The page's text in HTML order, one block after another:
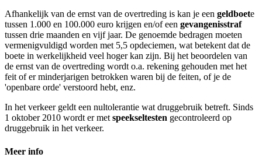
Afhankelijk van de ernst van de overtreding is kan je een geldboete
tussen 1.000 en 100.000 euro krijgen en/of een gevangenisstraf
tussen drie maanden en vijf jaar. De genoemde bedragen moeten
vermenigvuldigd worden met 5,5 opdeciemen, wat betekent dat de
boete in werkelijkheid veel hoger kan zijn. Bij het beoordelen van
de ernst van de overtreding wordt o.a. rekening gehouden met het
feit of er minderjarigen betrokken waren bij de feiten, of je de
'openbare orde' verstoord hebt, enz.
In het verkeer geldt een nultolerantie wat druggebruik betreft. Sinds
1 oktober 2010 wordt er metspeekseltesten gecontroleerd op
druggebruik in het verkeer.
Meer info